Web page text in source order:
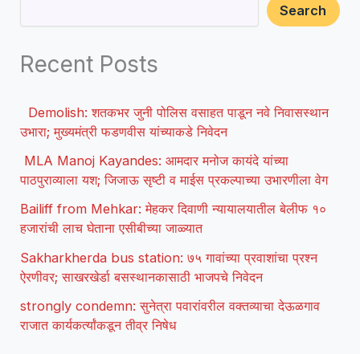
Search
Recent Posts
Demolish: शतकभर जुनी पोलिस वसाहत पाडून नवे निवासस्थान
उभारा; मुख्यमंत्री फडणवीस यांच्याकडे निवेदन
MLA Manoj Kayandes: आमदार मनोज कायंदे यांच्या
पाठपुराव्याला यश; जिजाऊ सृष्टी व माईस प्रकल्पाच्या उभारणीला वेग
Bailiff from Mehkar: मेहकर दिवाणी न्यायालयातील बेलीफ १०
हजारांची लाच घेताना एसीबीच्या जाळ्यात
Sakharkherda bus station: ७५ गावांच्या प्रवाशांचा प्रश्न
ऐरणीवर; साखरखेर्डा बसस्थानकासाठी भाजपचे निवेदन
strongly condemn: सुनेत्रा पवारांवरील वक्तव्याचा देऊळगाव
राजात कार्यकर्त्यांकडून तीव्र निषेध